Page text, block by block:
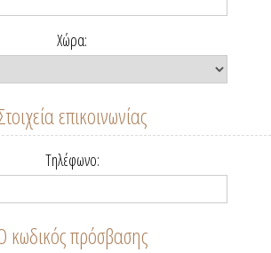
Χώρα:
επικοινωνίας
Τηλέφωνο:
κωδικός πρόσβασης